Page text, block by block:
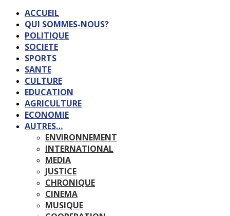
ACCUEIL
QUI SOMMES-NOUS?
POLITIQUE
SOCIETE
SPORTS
SANTE
CULTURE
EDUCATION
AGRICULTURE
ECONOMIE
AUTRES…
ENVIRONNEMENT
INTERNATIONAL
MEDIA
JUSTICE
CHRONIQUE
CINEMA
MUSIQUE